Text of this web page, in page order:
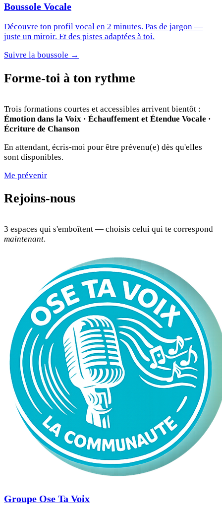
Boussole Vocale
Découvre ton profil vocal en 2 minutes. Pas de jargon —
juste un miroir. Et des pistes adaptées à toi.
Suivre la boussole →
Forme-toi à ton rythme
Trois formations courtes et accessibles arrivent bientôt :
Émotion dans la Voix · Échauffement et Étendue Vocale ·
Écriture de Chanson
En attendant, écris-moi pour être prévenu(e) dès qu'elles
sont disponibles.
Me prévenir
Rejoins-nous
3 espaces qui s'emboîtent — choisis celui qui te correspond
maintenant.
Groupe Ose Ta Voix